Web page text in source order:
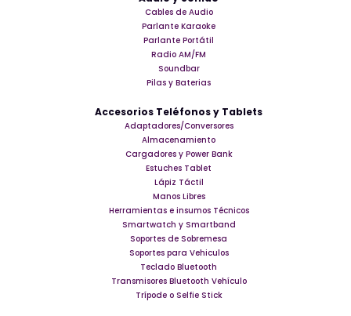
Cables de Audio
Parlante Karaoke
Parlante Portátil
Radio AM/FM
Soundbar
Pilas y Baterias
Accesorios Teléfonos y Tablets
Adaptadores/Conversores
Almacenamiento
Cargadores y Power Bank
Estuches Tablet
Lápiz Táctil
Manos Libres
Herramientas e insumos Técnicos
Smartwatch y Smartband
Soportes de Sobremesa
Soportes para Vehiculos
Teclado Bluetooth
Transmisores Bluetooth Vehículo
Trípode o Selfie Stick